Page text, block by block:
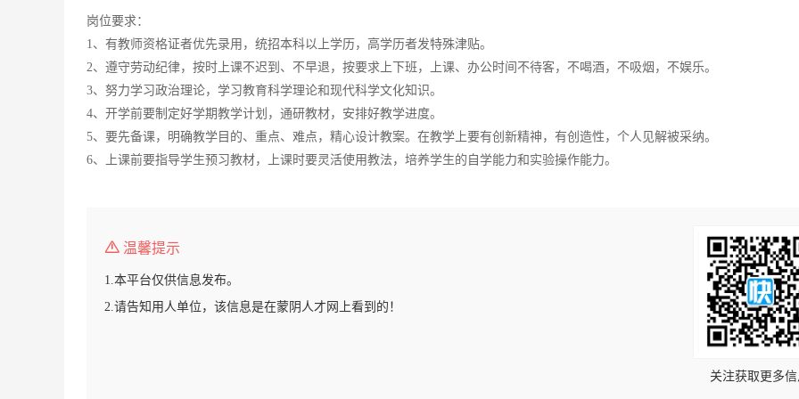
岗位要求：
1、有教师资格证者优先录用，统招本科以上学历，高学历者发特殊津贴。
2、遵守劳动纪律，按时上课不迟到、不早退，按要求上下班，上课、办公时间不待客，不喝酒，不吸烟，不娱乐。
3、努力学习政治理论，学习教育科学理论和现代科学文化知识。
4、开学前要制定好学期教学计划，通研教材，安排好教学进度。
5、要先备课，明确教学目的、重点、难点，精心设计教案。在教学上要有创新精神，有创造性，个人见解被采纳。
6、上课前要指导学生预习教材，上课时要灵活使用教法，培养学生的自学能力和实验操作能力。
温馨提示
1.本平台仅供信息发布。
2.请告知用人单位，该信息是在蒙阴人才网上看到的！
关注获取更多